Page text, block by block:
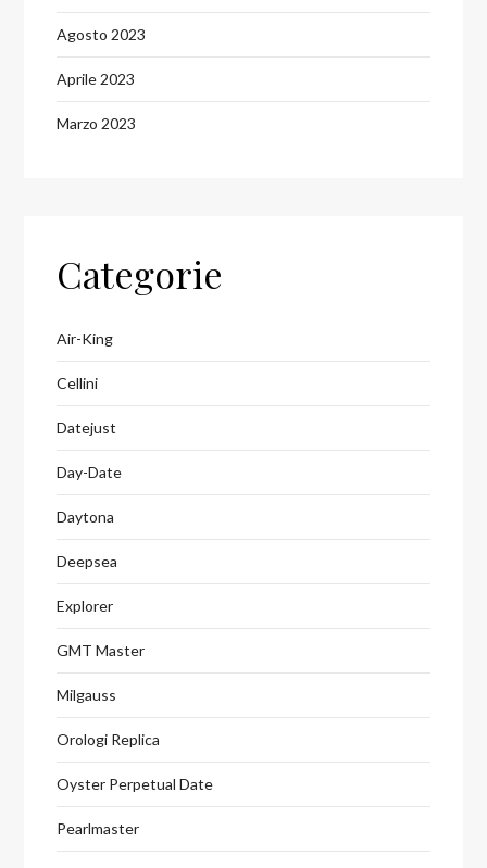
Agosto 2023
Aprile 2023
Marzo 2023
Categorie
Air-King
Cellini
Datejust
Day-Date
Daytona
Deepsea
Explorer
GMT Master
Milgauss
Orologi Replica
Oyster Perpetual Date
Pearlmaster